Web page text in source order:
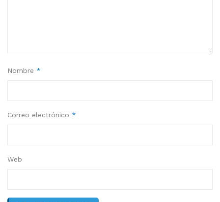
Nombre *
Correo electrónico *
Web